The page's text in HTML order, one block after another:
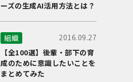
ーズの生成AI活用方法とは？
組織
2016.09.27
【全100選】後輩・部下の育
成のために意識したいことを
まとめてみた